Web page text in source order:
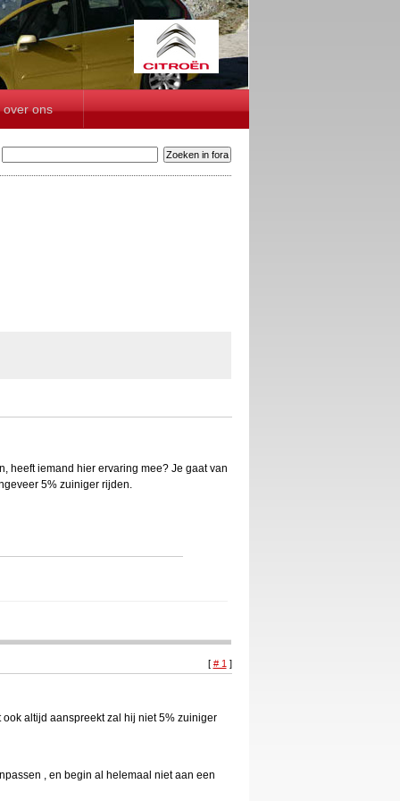
over ons
heeft iemand hier ervaring mee? Je gaat van
5% zuiniger rijden.
[ # 1 ]
altijd aanspreekt zal hij niet 5% zuiniger
, en begin al helemaal niet aan een